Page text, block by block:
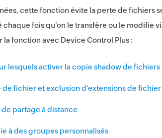
cette fonction évite la perte de fichiers
fois qu’on le transfère ou le modifie
fonction avec Device Control Plus :
lesquels activer la copie shadow de fichiers
fichier et exclusion d’extensions de fichier
partage à distance
à des groupes personnalisés